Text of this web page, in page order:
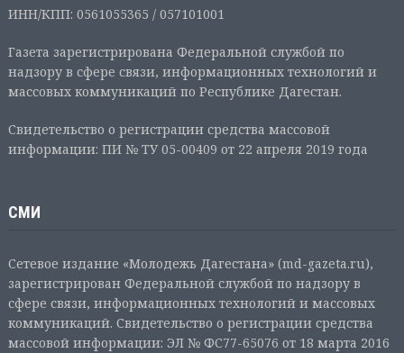
ИНН/КПП: 0561055365 / 057101001
Газета зарегистрирована Федеральной службой по
надзору в сфере связи, информационных технологий и
массовых коммуникаций по Республике Дагестан.
Свидетельство о регистрации средства массовой
информации: ПИ № ТУ 05-00409 от 22 апреля 2019 года
СМИ
Сетевое издание «Молодежь Дагестана» (md-gazeta.ru),
зарегистрирован Федеральной службой по надзору в
сфере связи, информационных технологий и массовых
коммуникаций. Свидетельство о регистрации средства
массовой информации: ЭЛ № ФС77-65076 от 18 марта 2016